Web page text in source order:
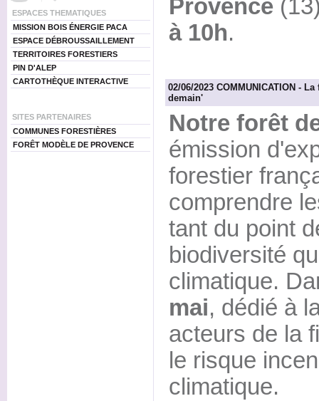
ESPACES THEMATIQUES
MISSION BOIS ÉNERGIE PACA
ESPACE DÉBROUSSAILLEMENT
TERRITOIRES FORESTIERS
PIN D'ALEP
CARTOTHÈQUE INTERACTIVE
SITES PARTENAIRES
COMMUNES FORESTIÈRES
FORÊT MODÈLE DE PROVENCE
Provence
à 10h.
02/06/2023 COMMUNICATION -
demain'
Notre forêt
émission
forestier
comprendre
tant du point
biodiversité
climatique.
mai, dédié à
acteurs de la
le risque
climatique.